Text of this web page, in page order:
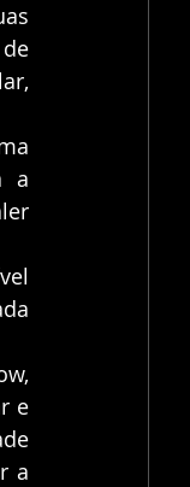
a
e
a